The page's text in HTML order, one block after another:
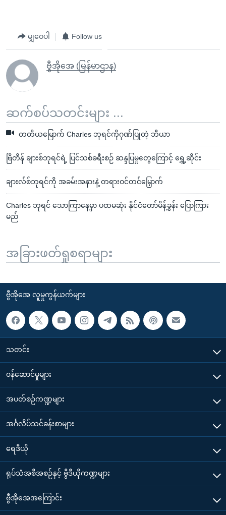
မျှဝေပါ Follow us
ဗွီအိုအေ (မြန်မာဌာန)
ဆက်စပ်သတင်းများ ...
တတိယမြောက် Charles ဘုရင်ကိုဂုဏ်ပြုတဲ့ ဘီယာ
ဗြိတိန် ချားစ်ဘုရင်ရဲ့ ပြင်သစ်ခရီးစဉ် ဆန္ဒပြမှုတွေကြောင့် ရွှေ့ဆိုင်း
ချားလ်စ်ဘုရင်ကို အခမ်းအနားနဲ့ တရားဝင်တင်မြှောက်
Charles ဘုရင် သောကြာနေ့မှာ ပထမဆုံး နိုင်ငံတော်မိန့်ခွန်း ပြောကြား
မည်
အခြားဖတ်ရှုစရာများ
ဗွီအိုအေ လူမှုကွန်ယက်များ
သတင်း
၀န်ဆောင်မှုများ
အပတ်စဉ်ကဏ္ဍများ
အင်္ဂလိပ်သင်ခန်းစာများ
ရေဒီယို
ရုပ်သံအစီအစဉ်နှင့် ဗွီဒီယိုကဏ္ဍများ
ဗွီအိုအေအကြောင်း